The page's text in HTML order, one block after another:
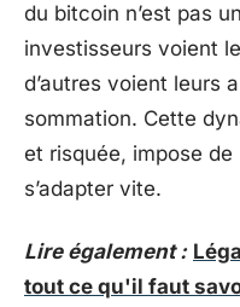
du bitcoin n’est pas
investisseurs voient
d’autres voient leurs
sommation. Cette
et risquée, impose
s’adapter vite.
Lire également :
tout ce qu'il faut